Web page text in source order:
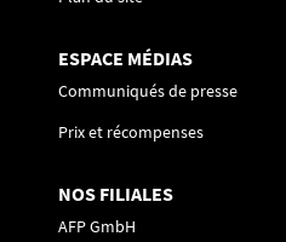
ESPACE MÉDIAS
Communiqués de presse
Prix et récompenses
NOS FILIALES
AFP GmbH